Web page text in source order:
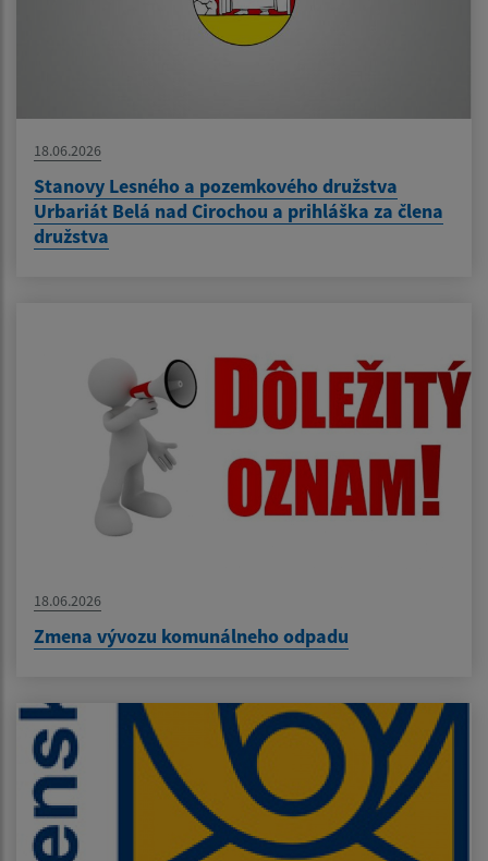
18.06.2026
Stanovy Lesného a pozemkového družstva
Urbariát Belá nad Cirochou a prihláška za člena
družstva
18.06.2026
Zmena vývozu komunálneho odpadu